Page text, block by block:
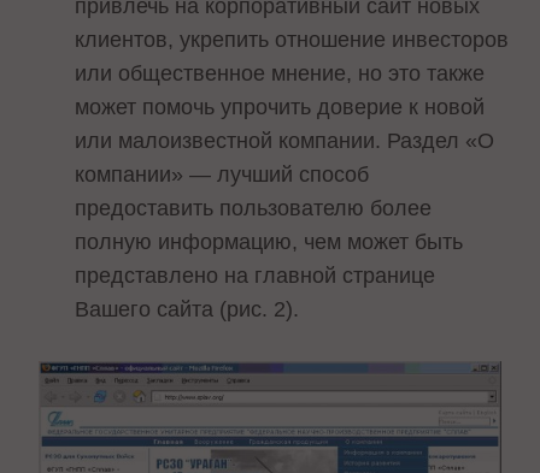
привлечь на корпоративный сайт новых
клиентов, укрепить отношение инвесторов
или общественное мнение, но это также
может помочь упрочить доверие к новой
или малоизвестной компании. Раздел «О
компании» — лучший способ
предоставить пользователю более
полную информацию, чем может быть
представлено на главной странице
Вашего сайта (рис. 2).